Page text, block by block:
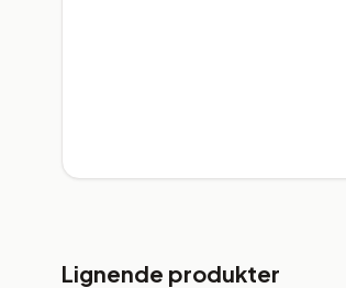
Lignende produkter